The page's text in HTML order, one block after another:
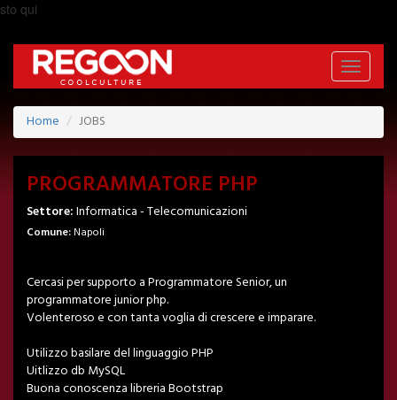
sto qui
Toggle
Home
JOBS
PROGRAMMATORE PHP
Settore:Informatica - Telecomunicazioni
Comune: Napoli
Cercasi per supporto a Programmatore Senior, un
programmatore junior php.
Volenteroso e con tanta voglia di crescere e imparare.
Utilizzo basilare del linguaggio PHP
Uitlizzo db MySQL
Buona conoscenza libreria Bootstrap